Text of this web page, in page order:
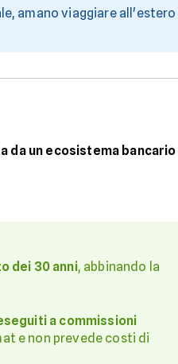
amano viaggiare all'estero
da un ecosistema bancario
dei 30 anni, abbinando la
a commissioni
e non prevede costi di